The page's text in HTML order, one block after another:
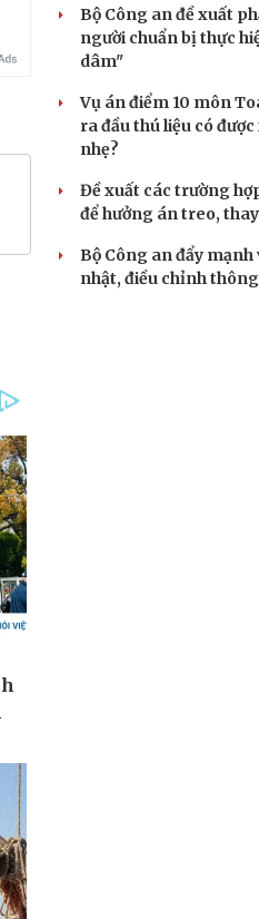
Bộ Công an đề xuất
người chuẩn bị thực
dâm"
Vụ án điểm 10 môn
ra đầu thú liệu có
nhẹ?
Đề xuất các trường
để hưởng án treo,
Bộ Công an đẩy
nhật, điều chỉnh